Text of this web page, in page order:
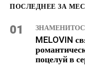
ПОСЛЕДНЕЕ ЗА
01
MELOVIN
поцелуй в